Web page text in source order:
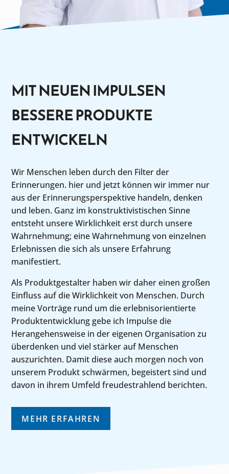
MIT NEUEN IMPULSEN
BESSERE PRODUKTE
ENTWICKELN
Wir Menschen leben durch den Filter der
Erinnerungen. hier und jetzt können wir immer nur
aus der Erinnerungsperspektive handeln, denken
und leben. Ganz im konstruktivistischen Sinne
entsteht unsere Wirklichkeit erst durch unsere
Wahrnehmung; eine Wahrnehmung von einzelnen
Erlebnissen die sich als unsere Erfahrung
manifestiert.
Als Produktgestalter haben wir daher einen großen
Einfluss auf die Wirklichkeit von Menschen. Durch
meine Vorträge rund um die erlebnisorientierte
Produktentwicklung gebe ich Impulse die
Herangehensweise in der eigenen Organisation zu
überdenken und viel stärker auf Menschen
auszurichten. Damit diese auch morgen noch von
unserem Produkt schwärmen, begeistert sind und
davon in ihrem Umfeld freudestrahlend berichten.
MEHR ERFAHREN